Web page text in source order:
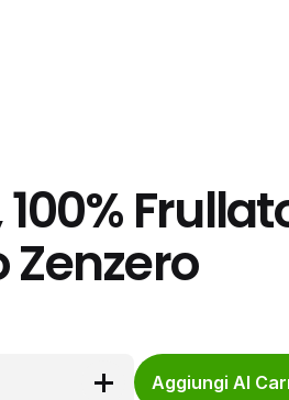
Zenzero
Aggiungi Al